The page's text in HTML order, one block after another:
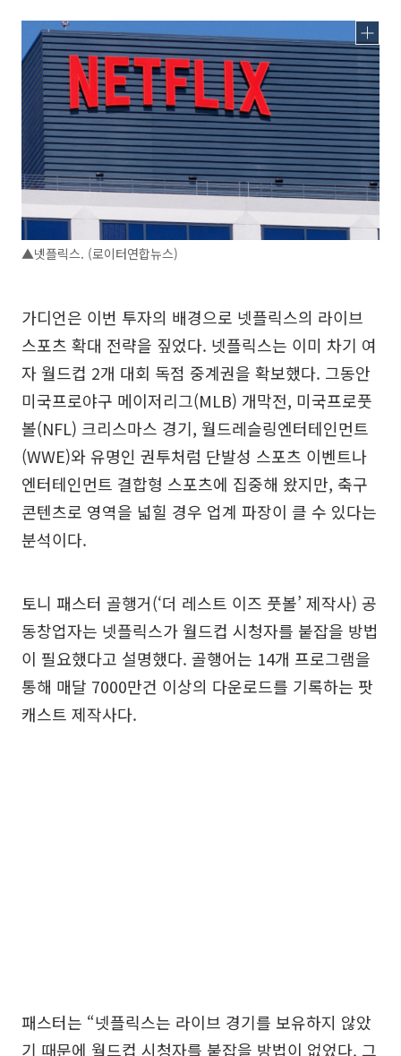
▲넷플릭스. (로이터연합뉴스)
가디언은 이번 투자의 배경으로 넷플릭스의 라이브
스포츠 확대 전략을 짚었다. 넷플릭스는 이미 차기 여
자 월드컵 2개 대회 독점 중계권을 확보했다. 그동안
미국프로야구 메이저리그(MLB) 개막전, 미국프로풋
볼(NFL) 크리스마스 경기, 월드레슬링엔터테인먼트
(WWE)와 유명인 권투처럼 단발성 스포츠 이벤트나
엔터테인먼트 결합형 스포츠에 집중해 왔지만, 축구
콘텐츠로 영역을 넓힐 경우 업계 파장이 클 수 있다는
분석이다.
토니 패스터 골행거(‘더 레스트 이즈 풋볼’ 제작사) 공
동창업자는 넷플릭스가 월드컵 시청자를 붙잡을 방법
이 필요했다고 설명했다. 골행어는 14개 프로그램을
통해 매달 7000만건 이상의 다운로드를 기록하는 팟
캐스트 제작사다.
패스터는 “넷플릭스는 라이브 경기를 보유하지 않았
기 때문에 월드컵 시청자를 붙잡을 방법이 없었다. 그